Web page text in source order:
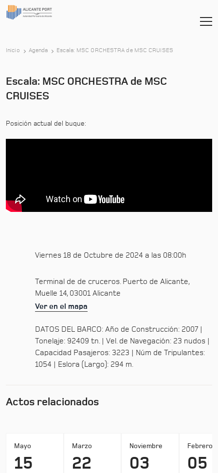
Inicio Agenda Escala: MSC ORCHESTRA de MSC CRUISES
Escala: MSC ORCHESTRA de MSC
CRUISES
Posición actual del buque:
Viernes 18 de Octubre de 2024 a las 08:00h
Terminal de de cruceros. Puerto de Alicante,
Muelle 14, 03001 Alicante
Ver en el mapa
DATOS DEL BARCO: Año de Construcción: 2007 |
Tonelaje: 92409 tn. | Vel. de Navegación: 23 nudos |
Capacidad Pasajeros: 3223 | Núm de Tripulantes:
1054 | Eslora (Largo): 294 m.
Actos relacionados
Mayo
15
Marzo
22
Noviembre
03
Febrero
05